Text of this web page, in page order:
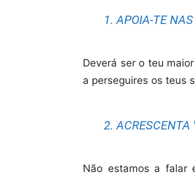
1. APOIA-TE
Deverá ser o teu
a perseguires os teus
2. ACRESCENTA
Não estamos a falar